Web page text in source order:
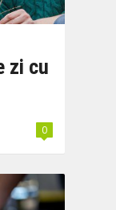
zi cu
0